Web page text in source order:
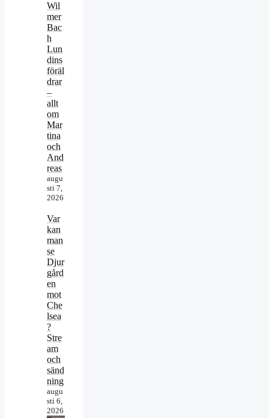
Wil
mer
Bac
h
Lun
dins
föräl
drar
–
allt
om
Mar
tina
och
And
reas
augu
sti 7,
2026
Var
kan
man
se
Djur
gård
en
mot
Che
lsea
?
Stre
am
och
sänd
ning
augu
sti 6,
2026